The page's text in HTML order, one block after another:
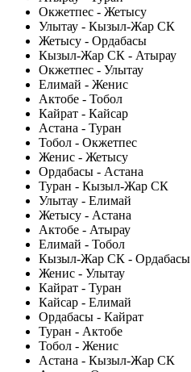
Окжетпес - Жетысу
Улытау - Кызыл-Жар СК
Жетысу - Ордабасы
Кызыл-Жар СК - Атырау
Окжетпес - Улытау
Елимай - Женис
Актобе - Тобол
Кайрат - Кайсар
Астана - Туран
Тобол - Окжетпес
Женис - Жетысу
Ордабасы - Астана
Туран - Кызыл-Жар СК
Улытау - Елимай
Жетысу - Астана
Актобе - Атырау
Елимай - Тобол
Кызыл-Жар СК - Ордабасы
Женис - Улытау
Кайрат - Туран
Кайсар - Елимай
Ордабасы - Кайрат
Туран - Актобе
Тобол - Женис
Астана - Кызыл-Жар СК